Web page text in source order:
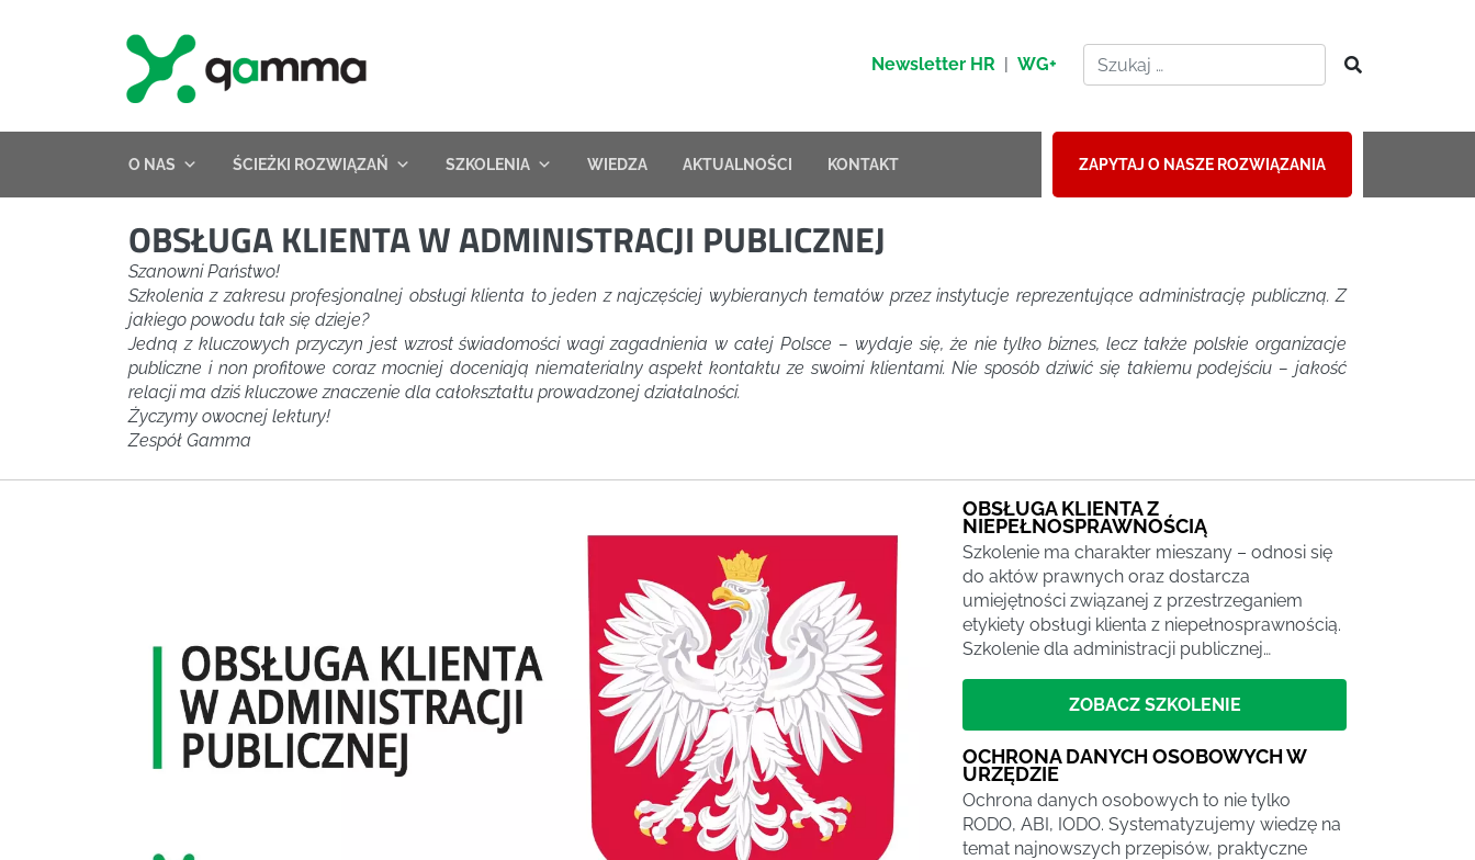
Newsletter HR | WG+
O NAS ŚCIEŻKI ROZWIĄZAŃ SZKOLENIA WIEDZA AKTUALNOŚCI KONTAKT ZAPYTAJ O NASZE ROZWIĄZANIA
OBSŁUGA KLIENTA W ADMINISTRACJI PUBLICZNEJ
Szanowni Państwo!
Szkolenia z zakresu profesjonalnej obsługi klienta to jeden z najczęściej wybieranych tematów przez instytucje reprezentujące administrację publiczną. Z
jakiego powodu tak się dzieje?
Jedną z kluczowych przyczyn jest wzrost świadomości wagi zagadnienia w całej Polsce – wydaje się, że nie tylko biznes, lecz także polskie organizacje
publiczne i non profitowe coraz mocniej doceniają niematerialny aspekt kontaktu ze swoimi klientami. Nie sposób dziwić się takiemu podejściu – jakość
relacji ma dziś kluczowe znaczenie dla całokształtu prowadzonej działalności.
Życzymy owocnej lektury!
Zespół Gamma
OBSŁUGA KLIENTA Z
NIEPEŁNOSPRAWNOŚCIĄ
Szkolenie ma charakter mieszany – odnosi się
do aktów prawnych oraz dostarcza
umiejętności związanej z przestrzeganiem
etykiety obsługi klienta z niepełnosprawnością.
Szkolenie dla administracji publicznej…
ZOBACZ SZKOLENIE
OCHRONA DANYCH OSOBOWYCH W
URZĘDZIE
Ochrona danych osobowych to nie tylko
RODO, ABI, IODO. Systematyzujemy wiedzę na
temat najnowszych przepisów, praktyczne